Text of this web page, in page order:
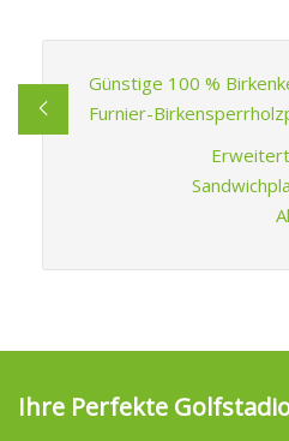
Günstige 100 %
Furnier-
Ihre Perfekte